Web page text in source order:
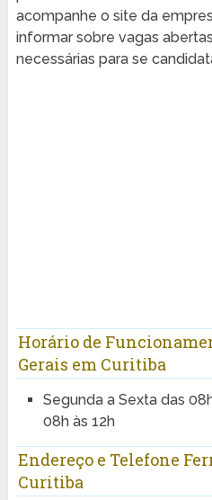
acompanhe o site da
informar sobre vagas
necessárias para se
Horário de
Gerais em Curitiba
Segunda a Sexta das
08h às 12h
Endereço e Telefone
Curitiba